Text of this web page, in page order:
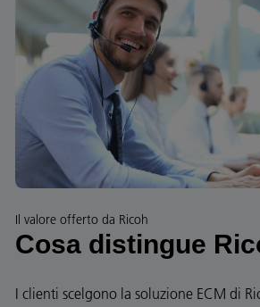
Il valore offerto da Ricoh
Cosa distingue
I clienti scelgono la soluzione ECM di